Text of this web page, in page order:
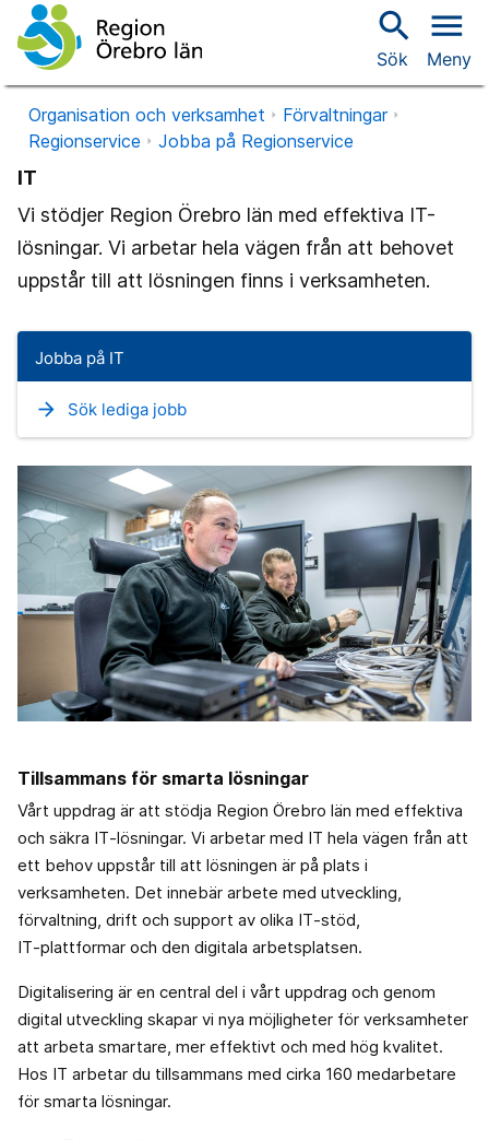
search
Sök
menu
Meny
Organisation och verksamhet
Förvaltningar
Regionservice
Jobba på Regionservice
IT
Vi stödjer Region Örebro län med effektiva IT-
lösningar. Vi arbetar hela vägen från att behovet
uppstår till att lösningen finns i verksamheten.
Jobba på IT
arrow_forward Sök lediga jobb
Tillsammans för smarta lösningar
Vårt uppdrag är att stödja Region Örebro län med effektiva
och säkra IT‑lösningar. Vi arbetar med IT hela vägen från att
ett behov uppstår till att lösningen är på plats i
verksamheten. Det innebär arbete med utveckling,
förvaltning, drift och support av olika IT‑stöd,
IT‑plattformar och den digitala arbetsplatsen.
Digitalisering är en central del i vårt uppdrag och genom
digital utveckling skapar vi nya möjligheter för verksamheter
att arbeta smartare, mer effektivt och med hög kvalitet.
Hos IT arbetar du tillsammans med cirka 160 medarbetare
för smarta lösningar.